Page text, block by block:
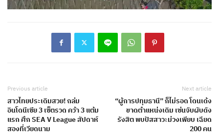
Previous article
สาวไทยประเดิมสวย! ถล่ม
อินโดนีเซีย​ 3 เซ็ตรวด คว้า 3 แต้ม
แรก ศึก SEA V League สัปดาห์
สองที่เวียดนาม
Next article
“ผู้การปทุมธานี” ก็ไม่รอด โดนเด้ง
ขาดตำแหน่งเดิม เซ่นจับผับดัง
รังสิต พบปัสสาวะม่วงเพียบ เฉียด
200 คน